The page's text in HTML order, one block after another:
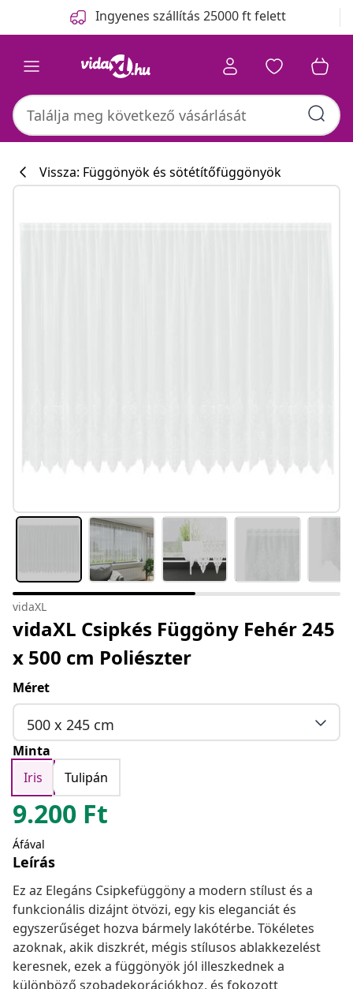
Ingyenes szállítás 25000 ft felett
Vissza: Függönyök és sötétítőfüggönyök
vidaXL
vidaXL Csipkés Függöny Fehér 245
x 500 cm Poliészter
Méret
500 x 245 cm
Minta
Iris
Tulipán
9.200 Ft
Áfával
Leírás
Ez az Elegáns Csipkefüggöny a modern stílust és a
funkcionális dizájnt ötvözi, egy kis eleganciát és
egyszerűséget hozva bármely lakótérbe. Tökéletes
azoknak, akik diszkrét, mégis stílusos ablakkezelést
keresnek, ezek a függönyök jól illeszkednek a
különböző szobadekorációkhoz, és fokozott